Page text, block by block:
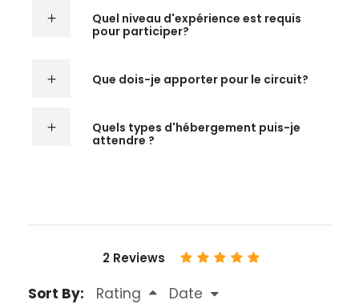
Quel niveau d'expérience est requis
pour participer?
Que dois-je apporter pour le circuit?
Quels types d'hébergement puis-je
attendre ?
2 Reviews
Sort By: Rating Date